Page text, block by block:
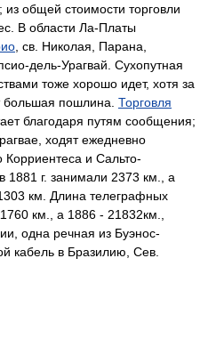
общей стоимости торговли
В области Ла-Платы
, св. Николая, Парана,
дель-Урагвай. Сухопутная
тоже хорошо идет, хотя за
большая пошлина. Торговля
благодаря путям сообщения;
ходят ежедневно
и Сальто-
г. занимали 2373 км., а
км. Длина телеграфных
км., а 1886 - 21832км.,
одна речная из Буэнос-
кабель в Бразилию, Сев.